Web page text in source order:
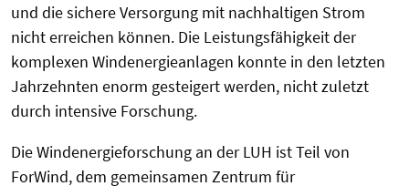
und die sichere Versorgung mit nachhaltigen Strom
nicht erreichen können. Die Leistungsfähigkeit der
komplexen Windenergieanlagen konnte in den letzten
Jahrzehnten enorm gesteigert werden, nicht zuletzt
durch intensive Forschung.
Die Windenergieforschung an der LUH ist Teil von
ForWind, dem gemeinsamen Zentrum für